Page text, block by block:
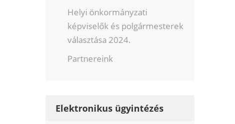
Helyi önkormányzati
képviselők és polgármesterek
választása 2024.
Partnereink
Elektronikus ügyintézés